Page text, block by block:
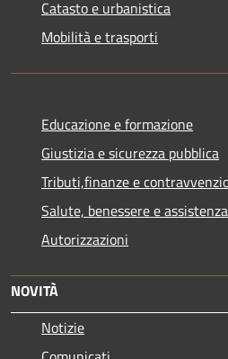
Catasto e urbanistica
Mobilità e trasporti
Educazione e formazione
Giustizia e sicurezza pubblica
Tributi,finanze e
Salute, benessere e assistenza
Autorizzazioni
NOVITÀ
Notizie